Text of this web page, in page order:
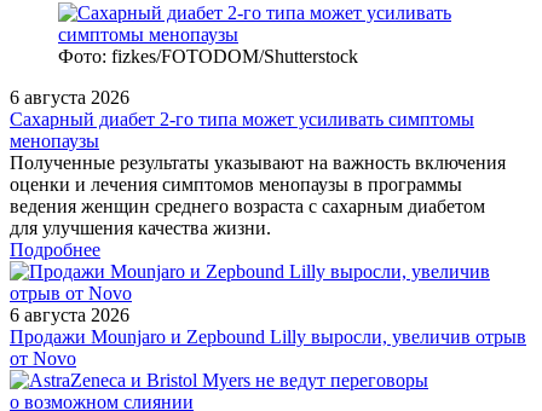
Фото: fizkes/FOTODOM/Shutterstock
6 августа 2026
Сахарный диабет 2‑го типа может усиливать симптомы
менопаузы
Полученные результаты указывают на важность включения
оценки и лечения симптомов менопаузы в программы
ведения женщин среднего возраста с сахарным диабетом
для улучшения качества жизни.
Подробнее
6 августа 2026
Продажи Mounjaro и Zepbound Lilly выросли, увеличив отрыв
от Novo